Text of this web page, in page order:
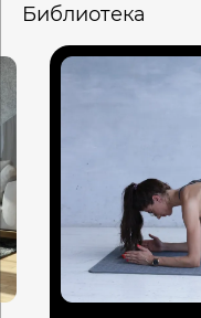
Библиотека